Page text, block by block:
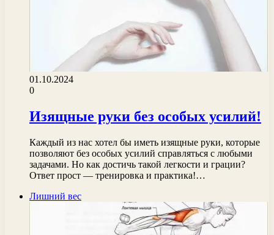
01.10.2024
0
Изящные руки без особых усилий!
Каждый из нас хотел бы иметь изящные руки, которые
позволяют без особых усилий справляться с любыми
задачами. Но как достичь такой легкости и грации?
Ответ прост — тренировка и практика!…
Лишний вес